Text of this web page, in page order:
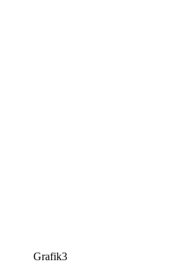
Grafik3